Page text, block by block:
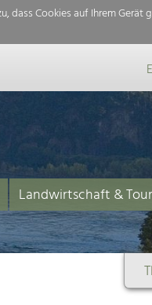
dass Cookies auf Ihrem Gerät
Landwirtschaft &